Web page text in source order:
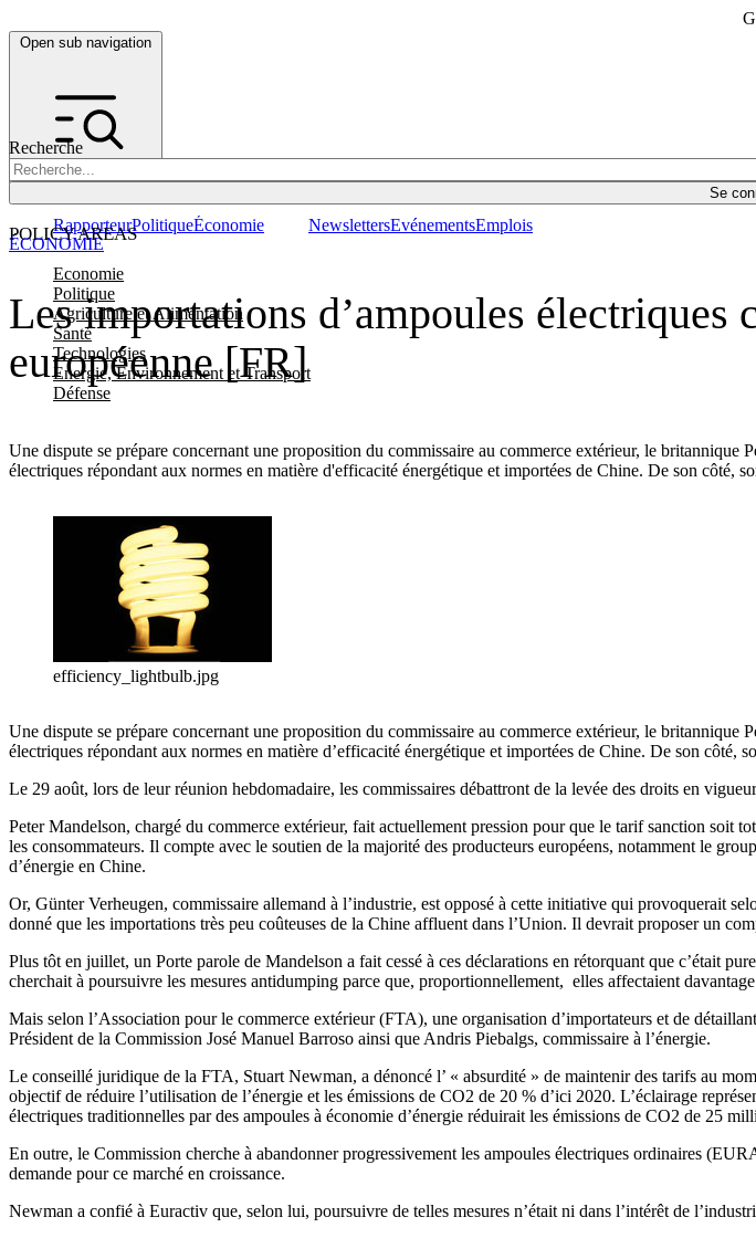
Open sub navigation
Recherche
Se
POLICY AREAS
Economie
Politique
Agriculture et Alimentation
Santé
Technologies
Energie, Environnement et Transport
Défense
RapporteurPolitiqueÉconomie NewslettersEvénementsEmplois
Les importations d’ampoules électriques
européenne [FR]
Une dispute se prépare concernant une proposition du commissaire au commerce extérieur, le
électriques répondant aux normes en matière d'efficacité énergétique et importées de Chine. De son côté,
ÉCONOMIE
efficiency_lightbulb.jpg
Une dispute se prépare concernant une proposition du commissaire au commerce extérieur, le
électriques répondant aux normes en matière d’efficacité énergétique et importées de Chine. De son côté,
Le 29 août, lors de leur réunion hebdomadaire, les commissaires débattront de la levée des droits en
Peter Mandelson, chargé du commerce extérieur, fait actuellement pression pour que le tarif sanction
les consommateurs. Il compte avec le soutien de la majorité des producteurs européens, notamment le
d’énergie en Chine.
Or, Günter Verheugen, commissaire allemand à l’industrie, est opposé à cette initiative qui provoquerait
donné que les importations très peu coûteuses de la Chine affluent dans l’Union. Il devrait proposer un
Plus tôt en juillet, un Porte parole de Mandelson a fait cessé à ces déclarations en rétorquant que c’était
cherchait à poursuivre les mesures antidumping parce que, proportionnellement, elles affectaient
Mais selon l’Association pour le commerce extérieur (FTA), une organisation d’importateurs et de
Président de la Commission José Manuel Barroso ainsi que Andris Piebalgs, commissaire à l’énergie.
Le conseillé juridique de la FTA, Stuart Newman, a dénoncé l’ « absurdité » de maintenir des tarifs au
objectif de réduire l’utilisation de l’énergie et les émissions de CO2 de 20 % d’ici 2020. L’éclairage
électriques traditionnelles par des ampoules à économie d’énergie réduirait les émissions de CO2 de 25
En outre, le Commission cherche à abandonner progressivement les ampoules électriques ordinaires
demande pour ce marché en croissance.
Newman a confié à Euractiv que, selon lui, poursuivre de telles mesures n’était ni dans l’intérêt de